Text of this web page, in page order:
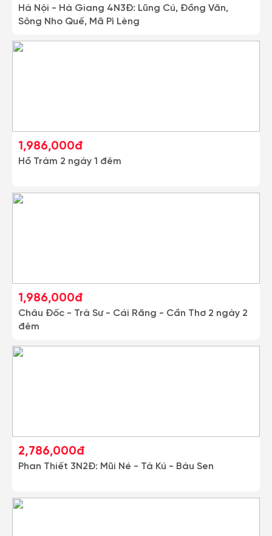
Hà Nội - Hà Giang 4N3Đ: Lũng Cú, Đồng Văn,
Sông Nho Quế, Mã Pì Lèng
1,986,000đ
Hồ Tràm 2 ngày 1 đêm
1,986,000đ
Châu Đốc - Trà Sư - Cái Răng - Cần Thơ 2 ngày 2
đêm
2,786,000đ
Phan Thiết 3N2Đ: Mũi Né - Tà Kú - Bàu Sen